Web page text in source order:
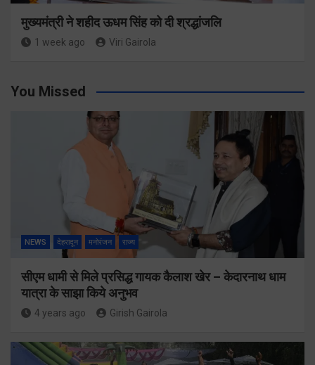
मुख्यमंत्री ने शहीद ऊधम सिंह को दी श्रद्धांजलि
1 week ago Viri Gairola
You Missed
NEWS देहरादून मनोरंजन राज्य
सीएम धामी से मिले प्रसिद्ध गायक कैलाश खेर – केदारनाथ धाम
यात्रा के साझा किये अनुभव
4 years ago Girish Gairola